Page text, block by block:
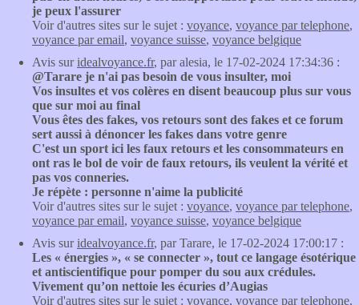
je peux l'assurer
Voir d'autres sites sur le sujet : voyance, voyance par telephone,
voyance par email, voyance suisse, voyance belgique
Avis suridealvoyance.fr, par alesia, le 17-02-2024 17:34:36 :
@Tarare je n'ai pas besoin de vous insulter, moi
Vos insultes et vos colères en disent beaucoup plus sur vous
que sur moi au final
Vous êtes des fakes, vos retours sont des fakes et ce forum
sert aussi à dénoncer les fakes dans votre genre
C'est un sport ici les faux retours et les consommateurs en
ont ras le bol de voir de faux retours, ils veulent la vérité et
pas vos conneries.
Je répète : personne n'aime la publicité
Voir d'autres sites sur le sujet : voyance, voyance par telephone,
voyance par email, voyance suisse, voyance belgique
Avis suridealvoyance.fr, par Tarare, le 17-02-2024 17:00:17 :
Les « énergies », « se connecter », tout ce langage ésotérique
et antiscientifique pour pomper du sou aux crédules.
Vivement qu’on nettoie les écuries d’Augias
Voir d'autres sites sur le sujet : voyance, voyance par telephone,